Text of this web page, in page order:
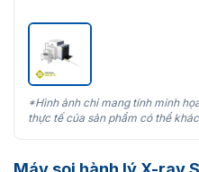
*Hình ảnh chỉ mang tính minh
thực tế của sản phẩm có thể